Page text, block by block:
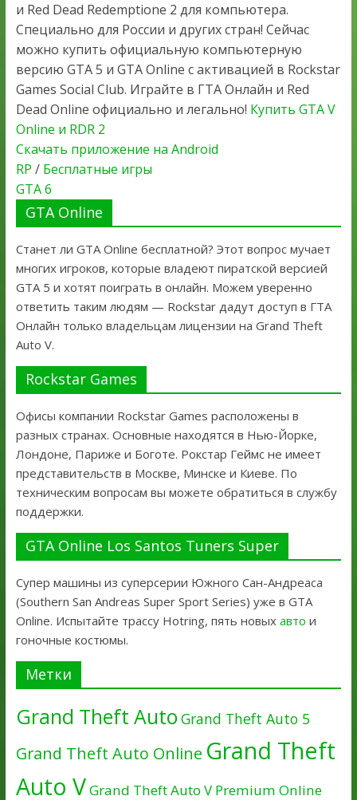
и Red Dead Redemptione 2 для компьютера.
Специально для России и других стран! Сейчас
можно купить официальную компьютерную
версию GTA 5 и GTA Online с активацией в Rockstar
Games Social Club. Играйте в ГТА Онлайн и Red
Dead Online официально и легально! Купить GTA V
Online и RDR 2
Скачать приложение на Android
RP / Бесплатные игры
GTA 6
GTA Online
Станет ли GTA Online бесплатной? Этот вопрос мучает
многих игроков, которые владеют пиратской версией
GTA 5 и хотят поиграть в онлайн. Можем уверенно
ответить таким людям — Rockstar дадут доступ в ГТА
Онлайн только владельцам лицензии на Grand Theft
Auto V.
Rockstar Games
Офисы компании Rockstar Games расположены в
разных странах. Основные находятся в Нью-Йорке,
Лондоне, Париже и Боготе. Рокстар Геймс не имеет
представительств в Москве, Минске и Киеве. По
техническим вопросам вы можете обратиться в службу
поддержки.
GTA Online Los Santos Tuners Super
Супер машины из суперсерии Южного Сан-Андреаса
(Southern San Andreas Super Sport Series) уже в GTA
Online. Испытайте трассу Hotring, пять новых авто и
гоночные костюмы.
Метки
Grand Theft Auto Grand Theft Auto 5
Grand Theft Auto Online Grand Theft
Auto VGrand Theft Auto V Premium Online